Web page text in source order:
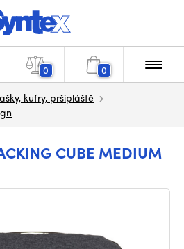
0 0
kufry, pršipláště
CUBE MEDIUM